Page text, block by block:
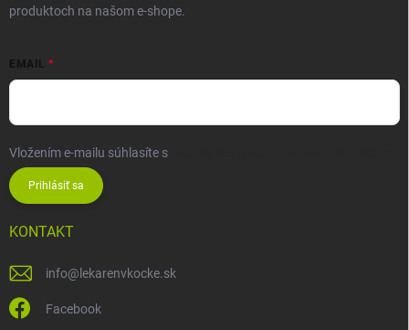
produktoch na našom e-shope.
EMAIL
Vložením e-mailu súhlasíte s
Prihlásiť sa
KONTAKT
info@lekarenvkocke.sk
Facebook